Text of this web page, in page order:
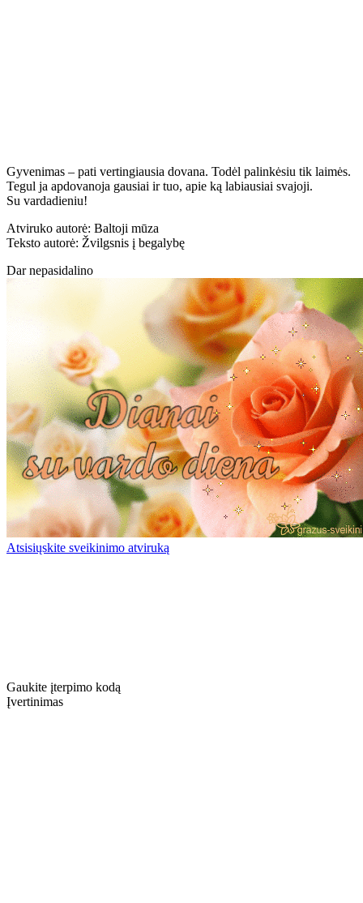
Gyvenimas – pati vertingiausia dovana. Todėl palinkėsiu tik laimės.
Tegul ja apdovanoja gausiai ir tuo, apie ką labiausiai svajoji.
Su vardadieniu!
Atviruko autorė: Baltoji mūza
Teksto autorė: Žvilgsnis į begalybę
Dar nepasidalino
Atsisiųskite sveikinimo atviruką
Gaukite įterpimo kodą
Įvertinimas